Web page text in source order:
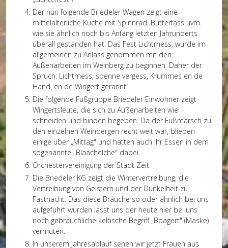
Der nun folgende Briedeler Wagen zeigt eine
mittelalterliche Küche mit Spinnrad, Butterfass uvm.
wie sie ähnlich noch bis Anfang letzten Jahrunderts
überall gestanden hat. Das Fest Lichtmess, wurde im
allgemeinen zu Anlass genommen mit den
Außenarbeiten im Weinberg zu beginnen. Daher der
Spruch: Lichtmess, spenne vergess, Krummes en de
Hand, en de Wingert gerannt.
Die folgende Fußgruppe Briedeler Einwohner zeigt
Wingertsleute, die sich zu Außenarbeiten wie
schneiden und binden begeben. Da der Fußmarsch zu
den einzelnen Weinbergen recht weit war, blieben
einige über „Mittag" und hatten auch ihr Essen in dem
sogenannte „Bläächelche" dabei.
Orchestervereinigung der Stadt Zeit
Die Briedeler KG zeigt die Wintervertreibung, die
Vertreibung von Geistern und der Dunkelheit zu
Fastnacht. Das diese Bräuche so oder ähnlich bei uns
aufgeführt wurden lässt uns der heute hier bei uns
noch gebräuchliche keltische Begriff „Boagert" (Maske)
vermuten.
In unserem Jahresablauf sehen wir jetzt Frauen aus